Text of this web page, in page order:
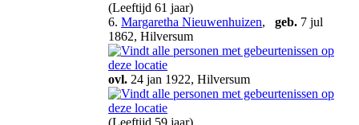
(Leeftijd 61 jaar)
6. Margaretha Nieuwenhuizen, geb. 7 jul
1862, Hilversum
ovl. 24 jan 1922, Hilversum